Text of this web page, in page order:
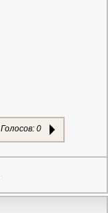
Голосов: 0